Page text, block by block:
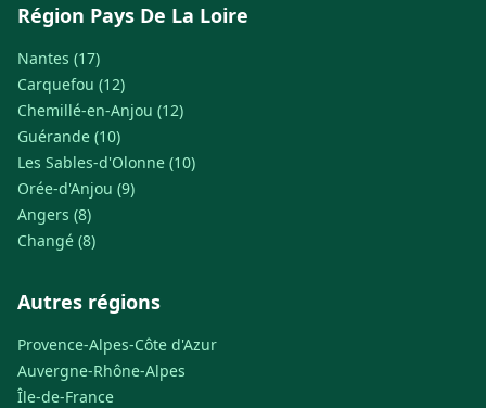
Région Pays De La Loire
Nantes (17)
Carquefou (12)
Chemillé-en-Anjou (12)
Guérande (10)
Les Sables-d'Olonne (10)
Orée-d'Anjou (9)
Angers (8)
Changé (8)
Autres régions
Provence-Alpes-Côte d'Azur
Auvergne-Rhône-Alpes
Île-de-France